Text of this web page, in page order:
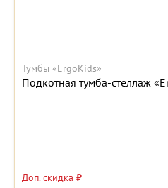
Тумбы «ErgoKids»
Подкотная тумба-стеллаж
Доп. скидка ₽